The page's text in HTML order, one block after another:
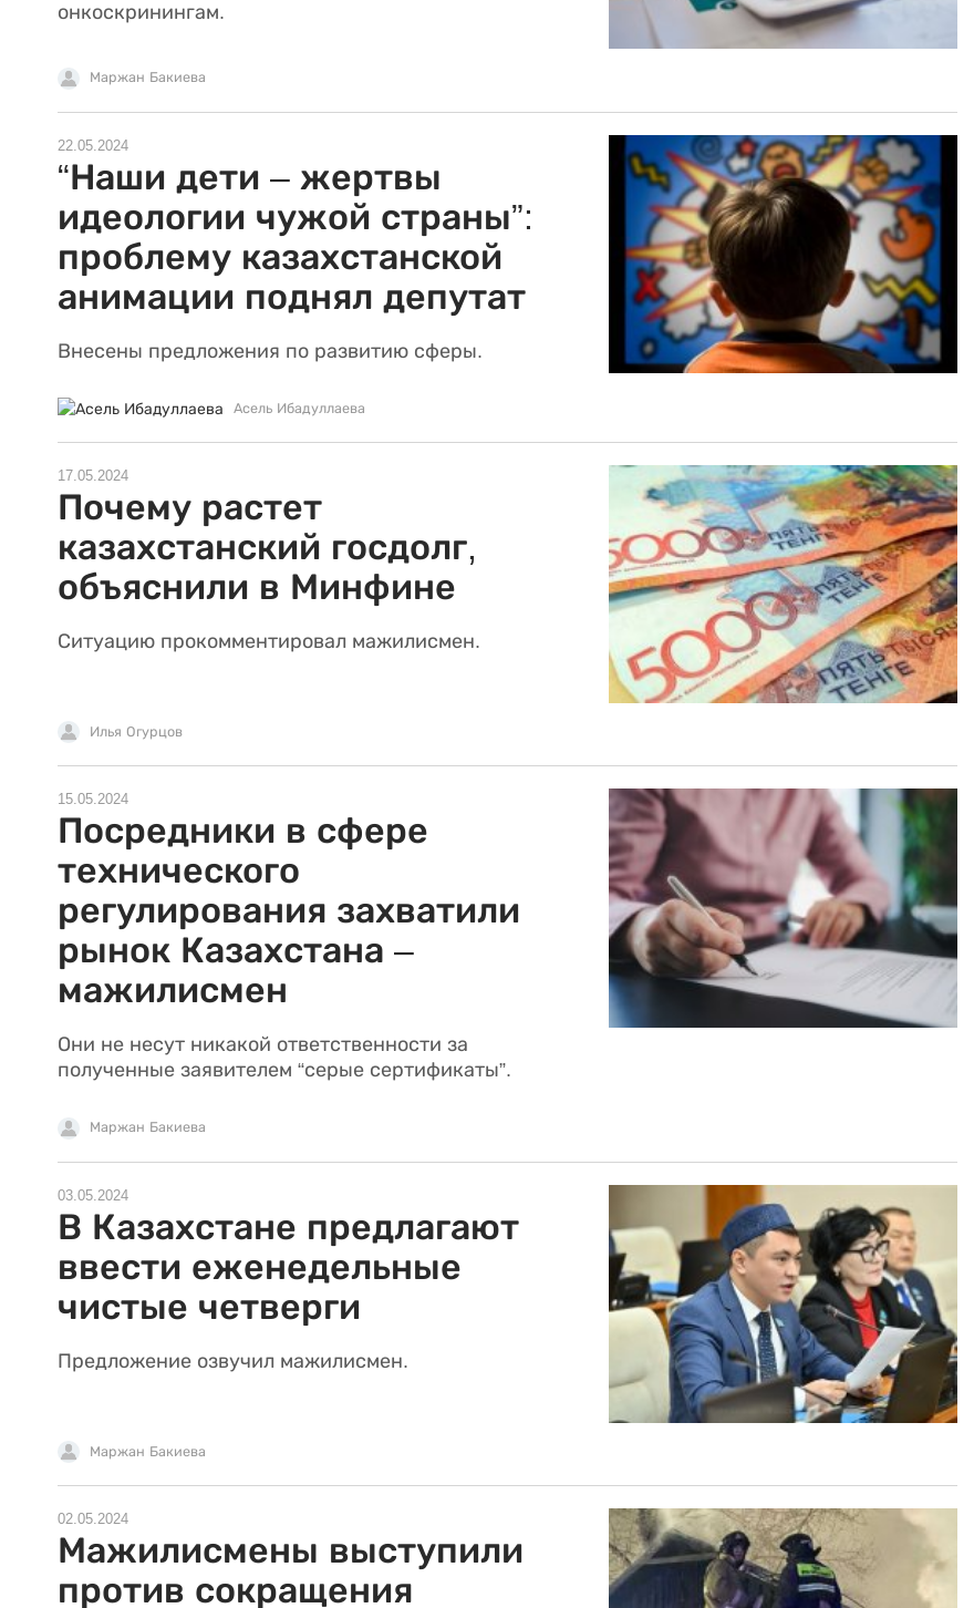
онкоскринингам.
Маржан Бакиева
22.05.2024
“Наши дети – жертвы
идеологии чужой страны”:
проблему казахстанской
анимации поднял депутат
Внесены предложения по развитию сферы.
Асель Ибадуллаева
17.05.2024
Почему растет
казахстанский госдолг,
объяснили в Минфине
Ситуацию прокомментировал мажилисмен.
Илья Огурцов
15.05.2024
Посредники в сфере
технического
регулирования захватили
рынок Казахстана –
мажилисмен
Они не несут никакой ответственности за
полученные заявителем “серые сертификаты”.
Маржан Бакиева
03.05.2024
В Казахстане предлагают
ввести еженедельные
чистые четверги
Предложение озвучил мажилисмен.
Маржан Бакиева
02.05.2024
Мажилисмены выступили
против сокращения